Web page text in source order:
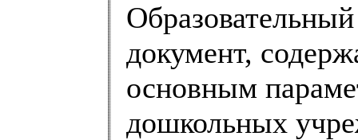
документ,
основным
дошкольных